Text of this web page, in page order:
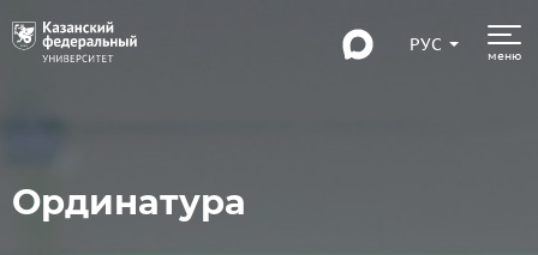
РУС
меню
Ординатура